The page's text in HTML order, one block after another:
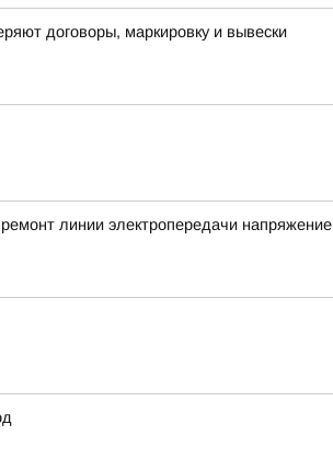
договоры, маркировку и вывески
линии электропередачи